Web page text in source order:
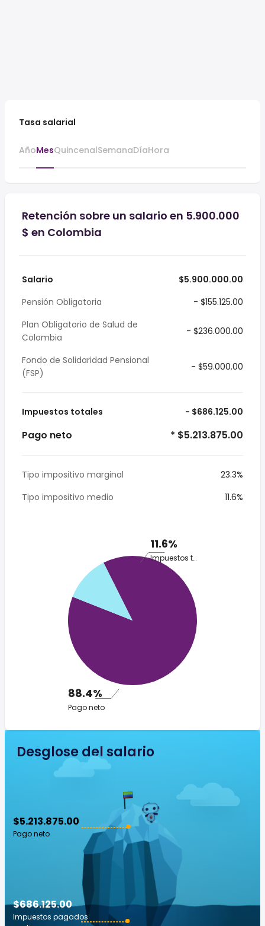
Tasa salarial
AñoMesQuincenalSemanaDíaHora
Retención sobre un salario en 5.900.000
$ en Colombia
Salario
$5.900.000.00
Pensión Obligatoria
- $155.125.00
Plan Obligatorio de Salud de
Colombia
- $236.000.00
Fondo de Solidaridad Pensional
(FSP)
- $59.000.00
Impuestos totales - $686.125.00
Pago neto * $5.213.875.00
Tipo impositivo marginal
23.3%
Tipo impositivo medio
11.6%
11.6%
Impuestos totales
88.4%
Pago neto
Desglose del salario
$5.213.875.00
Pago neto
$686.125.00
Impuestos pagados